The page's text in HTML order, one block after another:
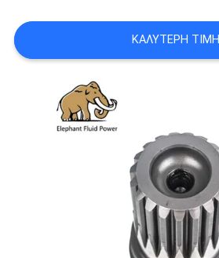
ΚΑΛΎΤΕΡΗ ΤΙΜΉ